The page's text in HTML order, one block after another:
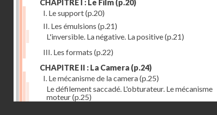
CHAPITRE I : Le Film (p.20)
I. Le support(p.20)
II. Les émulsions (p.21)
L'inversible. La négative. La positive(p.21)
III. Les formats (p.22)
CHAPITRE II : La Camera (p.24)
I. Le mécanisme de la camera(p.25)
Le défilement saccadé. L'obturateur. Le mécanisme
moteur(p.25)